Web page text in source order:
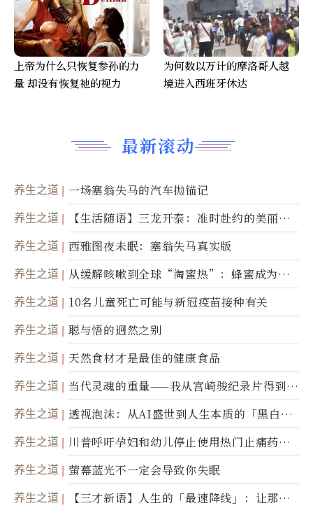
最新滚动
养生之道 一场塞翁失马的汽车抛锚记
养生之道
【生活随语】三龙开泰：准时赴约的美丽震
撼
养生之道 西雅图夜未眠：塞翁失马真实版
养生之道
从缓解咳嗽到全球“淘蜜热”：蜂蜜成为健
康产业前沿商品
养生之道 10名儿童死亡可能与新冠疫苗接种有关
养生之道 聪与悟的迥然之别
养生之道 天然食材才是最佳的健康食品
养生之道
当代灵魂的重量——我从宫崎骏纪录片得到的
省思
养生之道
透视泡沫：从AI盛世到人生本质的「黑白一
瞬」
养生之道
川普呼吁孕妇和幼儿停止使用热门止痛药泰
诺
养生之道 萤幕蓝光不一定会导致你失眠
养生之道
【三才新语】人生的「最速降线」：让那道
上帝为什么只恢复参孙的力
量 却没有恢复祂的视力
为何数以万计的摩洛哥人越
境进入西班牙休达